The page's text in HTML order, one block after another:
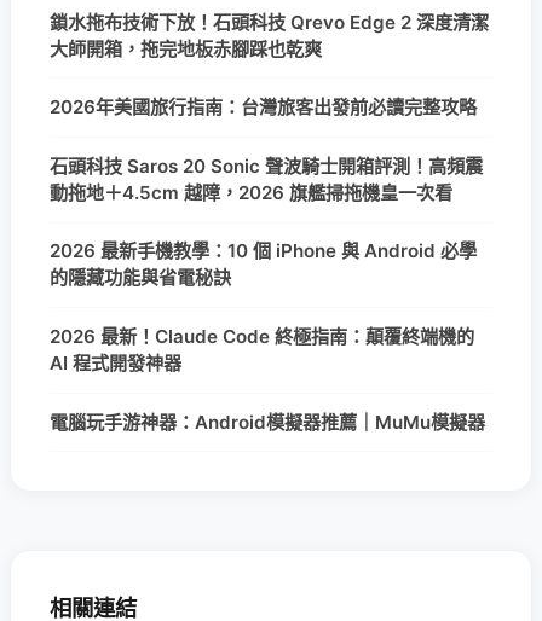
鎖水拖布技術下放！石頭科技 Qrevo Edge 2 深度清潔
大師開箱，拖完地板赤腳踩也乾爽
2026年美國旅行指南：台灣旅客出發前必讀完整攻略
石頭科技 Saros 20 Sonic 聲波騎士開箱評測！高頻震
動拖地＋4.5cm 越障，2026 旗艦掃拖機皇一次看
2026 最新手機教學：10 個 iPhone 與 Android 必學
的隱藏功能與省電秘訣
2026 最新！Claude Code 終極指南：顛覆終端機的
AI 程式開發神器
電腦玩手游神器：Android模擬器推薦｜MuMu模擬器
相關連結